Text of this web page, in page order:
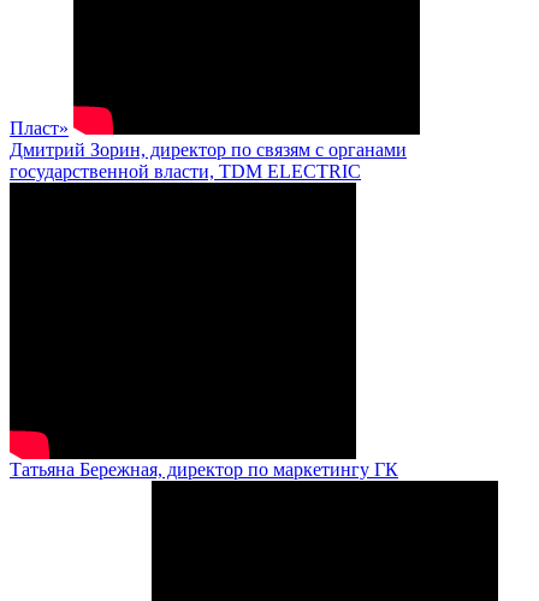
Пласт»
Дмитрий Зорин, директор по связям с органами
государственной власти, TDM ELECTRIC
Татьяна Бережная, директор по маркетингу ГК